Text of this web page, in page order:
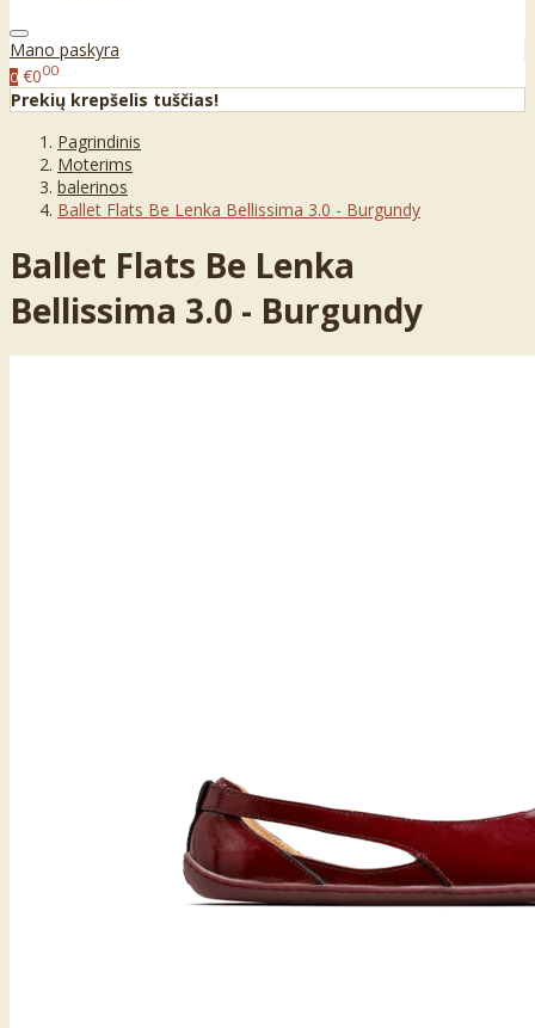
Mano paskyra
0 €000
Prekių krepšelis tuščias!
Pagrindinis
Moterims
balerinos
Ballet Flats Be Lenka Bellissima 3.0 - Burgundy
Ballet Flats Be Lenka
Bellissima 3.0 - Burgundy